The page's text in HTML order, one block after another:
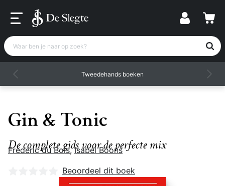
Waar ben je naar op zoek?
Tweedehands boeken
Gin & Tonic
De complete gids voor de perfecte mix
Frederic du Bois,Isabel Boons
Nog geen beoordelingen
Beoordeel dit boek